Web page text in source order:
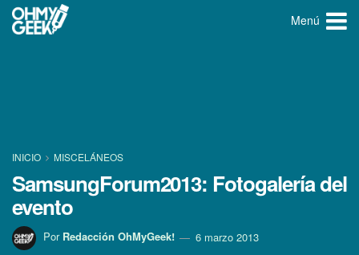
Menú
INICIO MISCELÁNEOS
SamsungForum2013: Fotogalerí­a del
evento
Por Redacción OhMyGeek! 6 marzo 2013